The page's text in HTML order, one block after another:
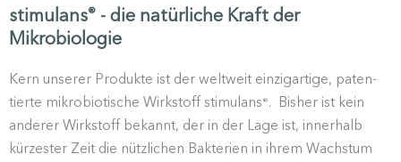
stimulans® - die natürliche Kraft der
Mikrobiologie
Kern unserer Produkte ist der weltweit einzig­artige, paten­
tierte mikro­bio­tische Wirkstoff stimulans®. Bisher ist kein
anderer Wirkstoff bekannt, der in der Lage ist, innerhalb
kürzester Zeit die nützlichen Bakterien in ihrem Wachstum